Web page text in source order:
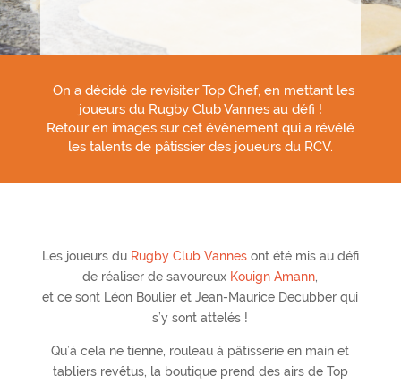
On a décidé de revisiter Top Chef, en mettant les
joueurs du Rugby Club Vannesau défi !
Retour en images sur cet évènement qui a révélé
les talents de pâtissier des joueurs du RCV.
Les joueurs du Rugby Club Vannesont été mis au défi
de réaliser de savoureux Kouign Amann
et ce sont Léon Boulier etJean-Maurice Decubber qui
s’y sont attelés !
Qu’à cela ne tienne, rouleau à pâtisserie en main et
tabliers revêtus, la boutique prend des airs de Top